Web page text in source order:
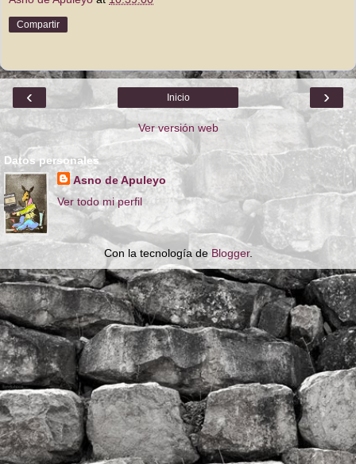
Compartir
‹ ›
Inicio
Ver versión web
Datos personales
Asno de Apuleyo
Ver todo mi perfil
Con la tecnología de Blogger.